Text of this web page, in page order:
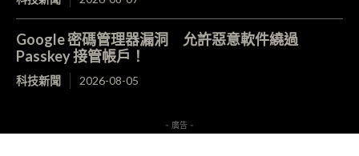
Google 密碼管理器漏洞 允許惡意軟件繞過
Passkey 接管帳戶！
科技新聞 2026-08-05
- 廣告 -